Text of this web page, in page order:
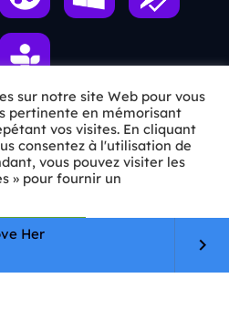
Her
keyboard_arrow_right
sur notre site Web pour vous
pertinente en mémorisant
vos visites. En cliquant
consentez à l'utilisation de
vous pouvez visiter les
» pour fournir un
accepter